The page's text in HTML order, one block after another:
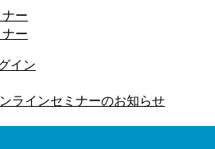
イン
ラインセミナーのお知らせ